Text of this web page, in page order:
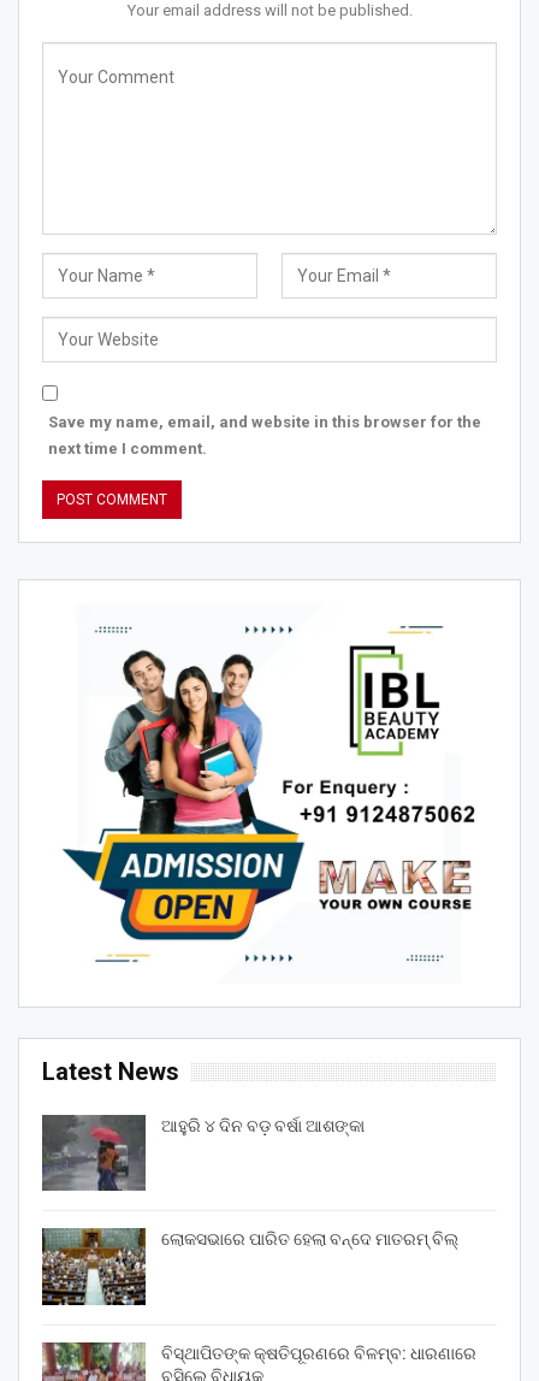
Your email address will not be published.
Save my name, email, and website in this browser for the
next time I comment.
Latest News
ଆହୁରି ୪ ଦିନ ବଡ଼ ବର୍ଷା ଆଶଙ୍କା
ଲୋକସଭାରେ ପାରିତ ହେଲା ବନ୍ଦେ ମାତରମ୍‌ ବିଲ୍‌
ବିସ୍ଥାପିତଙ୍କ କ୍ଷତିପୂରଣରେ ବିଳମ୍ବ: ଧାରଣାରେ
ବସିଲେ ବିଧାୟକ